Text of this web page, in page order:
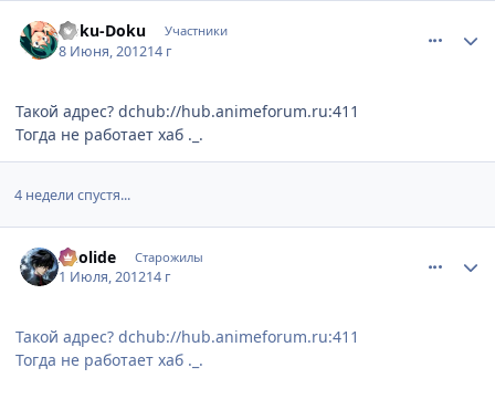
Doku-Doku Участники
8 Июня, 201214 г
Такой адрес? dchub://hub.animeforum.ru:411
Тогда не работает хаб ._.
4 недели спустя...
Aeolide Старожилы
1 Июля, 201214 г
Такой адрес? dchub://hub.animeforum.ru:411
Тогда не работает хаб ._.